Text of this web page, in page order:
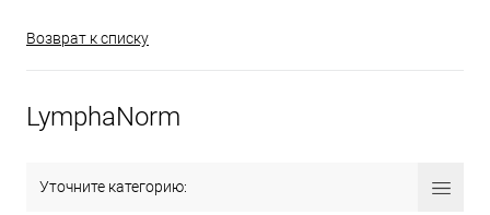
Возврат к списку
LymphaNorm
Уточните категорию: